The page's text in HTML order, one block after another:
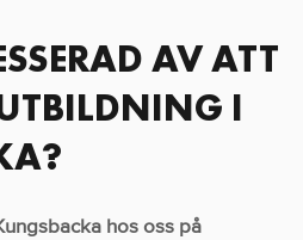
AV ATT
I
hos oss på